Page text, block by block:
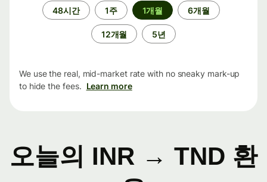
48시간 1주 1개월 6개월
12개월 5년
We use the real, mid-market rate with no sneaky mark-up
to hide the fees. Learn more
오늘의 INR → TND 환